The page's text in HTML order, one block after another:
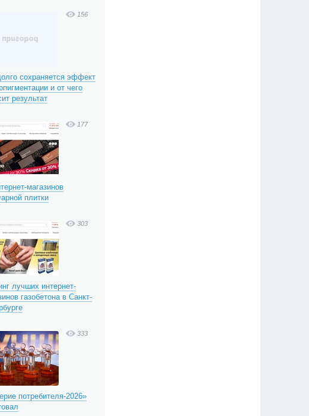
156
сохраняется эффект
и от чего
результат
177
магазинов
плитки
303
лучших интернет-
газобетона в Санкт-
333
потребителя-2026»